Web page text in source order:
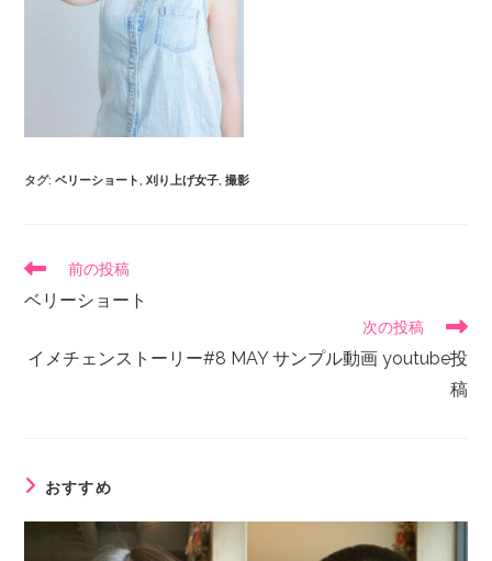
タグ:ベリーショート, 刈り上げ女子, 撮影
前の投稿
ベリーショート
次の投稿
イメチェンストーリー#8 MAY サンプル動画 youtube投
稿
おすすめ